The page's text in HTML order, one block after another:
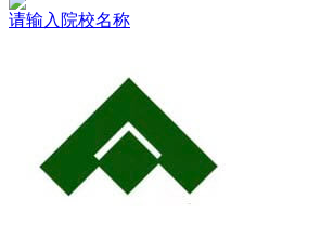
请输入院校名称